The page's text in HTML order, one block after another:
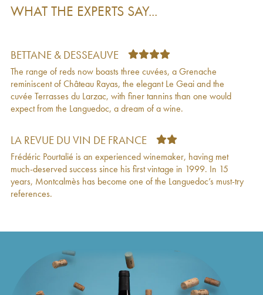
Frédéric Pourtalié 2021
Languedoc Domaine de Montcalmès Frédéric
Pourtalié 2020
Vin de France Domaine de Montcalmès
Grenache Frédéric Pourtalié 2020
€43
Coteaux du Languedoc - La Sy Frédéric Pourtalié
2020
€57
Montcalmès Frédéric Pourtalié 2020
Coteaux du Languedoc Domaine de Montcalmès
Frédéric Pourtalié 2020
Vin de France Chenin Domaine de Montcalmès
- Frédéric Pourtalié 2020
€69
Vin de France Domaine de Montcalmès -
Frédéric Pourtalié2019
Pourtalié2019
Vin de France Domaine de Montcalmès
Grenache Frédéric Pourtalié
WHAT THE EXPERTS SAY...
BETTANE & DESSEAUVE
The range of reds now boasts three cuvées, a Grenache
reminiscent of Château Rayas, the elegant Le Geai and the
cuvée Terrasses du Larzac, with finer tannins than one would
expect from the Languedoc, a dream of a wine.
LA REVUE DU VIN DE FRANCE
Frédéric Pourtalié is an experienced winemaker, having met
much-deserved success since his first vintage in 1999. In 15
years, Montcalmès has become one of the Languedoc’s must-try
references.